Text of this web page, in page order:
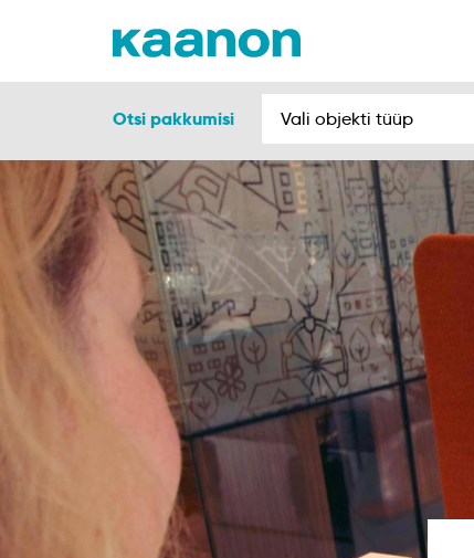
Otsi pakkumisi Vali objekti tüüp